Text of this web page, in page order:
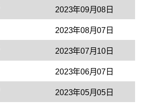
2023年09月08日
2023年08月07日
2023年07月10日
2023年06月07日
2023年05月05日